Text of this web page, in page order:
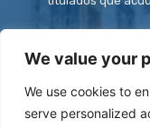
We value your
We use cookies to
serve personalized
Contacto: